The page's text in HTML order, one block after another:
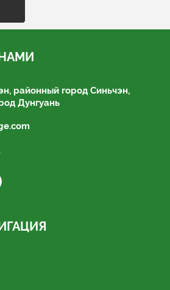
районный город Синьчэн,
Дунгуань